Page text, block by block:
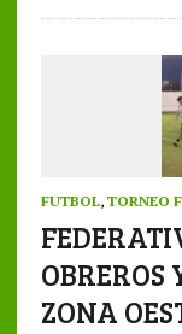
FUTBOL, TORNEO
OBREROS
ZONA